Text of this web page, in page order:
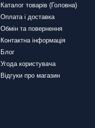
Каталог товарів (Головна)
Оплата і доставка
Обмін та повернення
Контактна інформація
Блог
Угода користувача
Відгуки про магазин